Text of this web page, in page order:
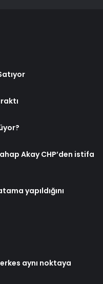
Akay CHP’den istifa
yapıldığını
aynı noktaya